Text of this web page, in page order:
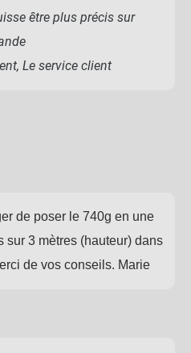
être plus précis sur
Le service client
de poser le 740g en une
sur 3 mètres (hauteur) dans
de vos conseils. Marie